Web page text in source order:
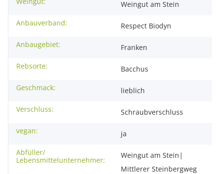
Weingut am Stein
Anbauverband:
Respect Biodyn
Anbaugebiet:
Franken
Rebsorte:
Bacchus
Geschmack:
lieblich
Verschluss:
Schraubverschluss
vegan:
ja
Abfüller/
Lebensmittelunternehmer:
Weingut am Stein|
Mittlerer Steinbergweg